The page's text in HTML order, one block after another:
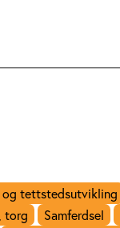
og tettstedsutvikling
torg Samferdsel